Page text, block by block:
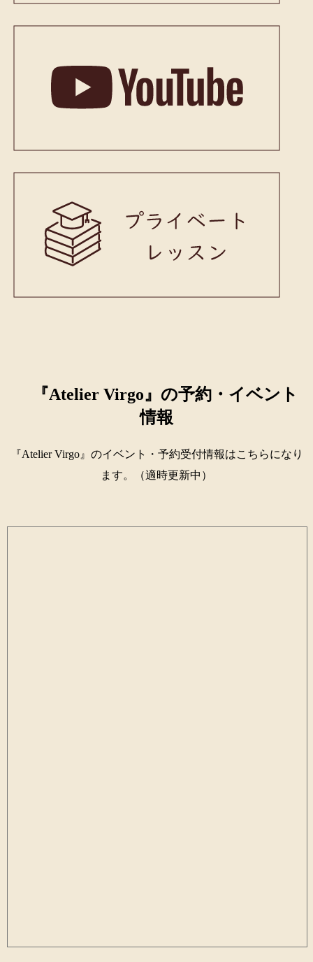
『Atelier Virgo』の予約・イベント
情報
『Atelier Virgo』のイベント・予約受付情報はこちらになり
ます。（適時更新中）